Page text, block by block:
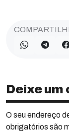
Deixe
O seu endereço
obrigatórios são